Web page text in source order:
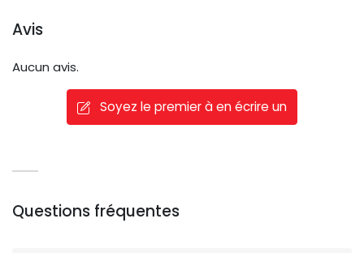
Avis
Aucun avis.
Soyez le premier à en écrire un
Questions fréquentes